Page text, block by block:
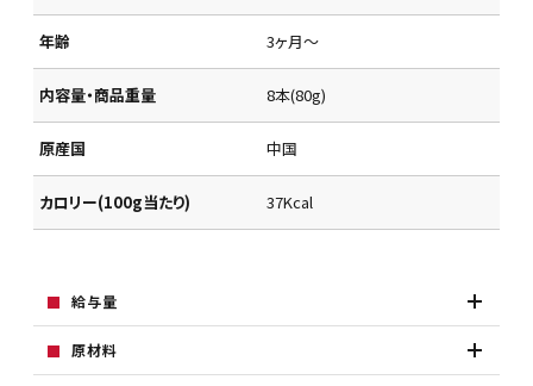
年齢 3ヶ月～
内容量・商品重量 8本(80g)
原産国 中国
カロリー(100g当たり) 37Kcal
給与量
原材料